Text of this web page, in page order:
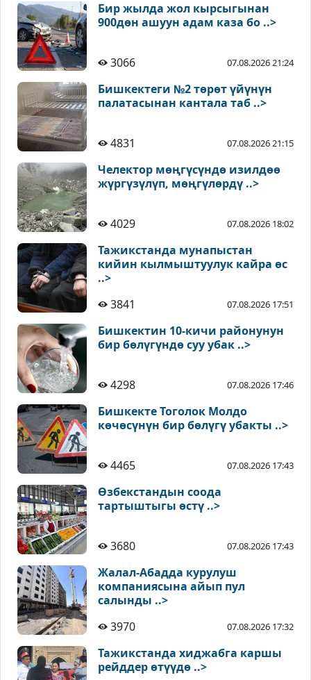
Бир жылда жол кырсыгынан
900дөн ашуун адам каза бо ..>
3066 07.08.2026 21:24
Бишкектеги №2 төрөт үйүнүн
палатасынан кантала таб ..>
4831 07.08.2026 21:15
Челектор мөңгүсүндө изилдөө
жүргүзүлүп, мөңгүлөрдү ..>
4029 07.08.2026 18:02
Тажикстанда мунапыстан
кийин кылмыштуулук кайра өс
..>
3841
07.08.2026 17:51
Бишкектин 10-кичи районунун
бир бөлүгүндө суу убак ..>
4298 07.08.2026 17:46
Бишкекте Тоголок Молдо
көчөсүнүн бир бөлүгү убакты ..>
4465 07.08.2026 17:43
Өзбекстандын соода
тартыштыгы өстү ..>
3680 07.08.2026 17:43
Жалал-Абадда курулуш
компаниясына айып пул
салынды ..>
3970
07.08.2026 17:32
Тажикстанда хиджабга каршы
рейддер өтүүдө ..>